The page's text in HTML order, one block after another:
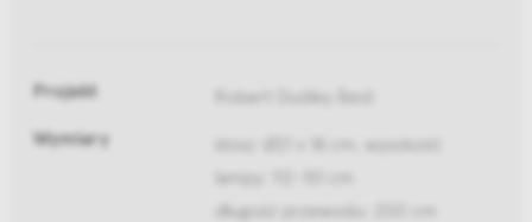
Projekt Robert Dudley Best
Wymiary
klosz: Ø21 x 18 cm, wysokość
lampy: 112-151 cm
długość przewodu: 200 cm